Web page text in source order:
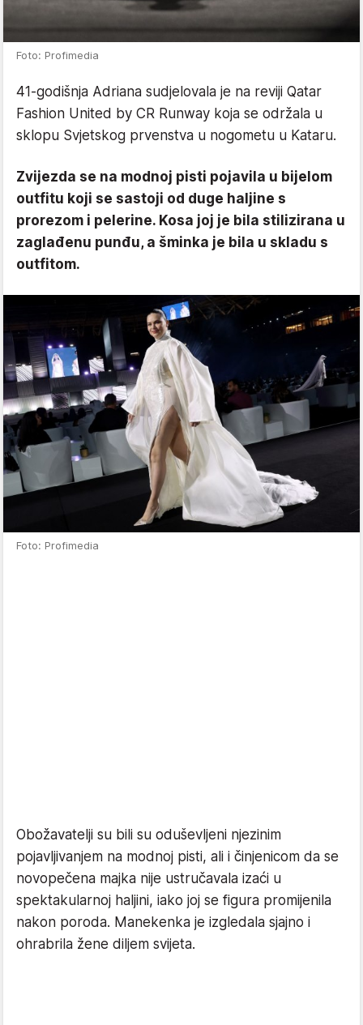
Foto: Profimedia
41-godišnja Adriana sudjelovala je na reviji Qatar
Fashion United by CR Runway koja se održala u
sklopu Svjetskog prvenstva u nogometu u Kataru.
Zvijezda se na modnoj pisti pojavila u bijelom
outfitu koji se sastoji od duge haljine s
prorezom i pelerine. Kosa joj je bila stilizirana u
zaglađenu punđu, a šminka je bila u skladu s
outfitom.
Foto: Profimedia
Obožavatelji su bili su oduševljeni njezinim
pojavljivanjem na modnoj pisti, ali i činjenicom da se
novopečena majka nije ustručavala izaći u
spektakularnoj haljini, iako joj se figura promijenila
nakon poroda. Manekenka je izgledala sjajno i
ohrabrila žene diljem svijeta.